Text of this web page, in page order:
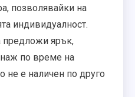
позволявайки на
индивидуалност.
предложи ярък,
по време на
не е наличен по друго